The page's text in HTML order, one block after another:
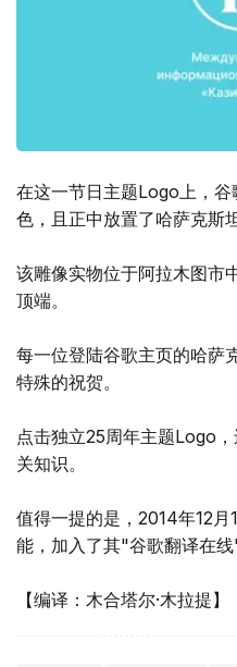
在这一节日主题Logo上，
色，且正中放置了哈萨克斯
该雕像实物位于阿拉木图市
顶端。
每一位登陆谷歌主页的哈萨
特殊的祝贺。
点击独立25周年主题Logo
关知识。
值得一提的是，2014年12
能，加入了其"谷歌翻译在线
【编译：木合塔尔·木拉提】